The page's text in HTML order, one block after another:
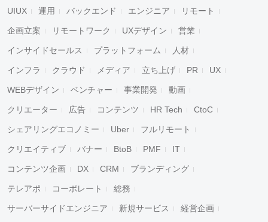
UIUX 運用 バックエンド エンジニア リモート
企画立案 リモートワーク UXデザイン 営業
インサイドセールス プラットフォーム 人材
インフラ クラウド メディア 立ち上げ PR UX
WEBデザイン ベンチャー 事業開発 動画
クリエーター 広告 コンテンツ HR Tech CtoC
シェアリングエコノミー Uber フルリモート
クリエイティブ バナー BtoB PMF IT
コンテンツ企画 DX CRM ブランディング
テレアポ コーポレート 総務
サーバーサイドエンジニア 新規サービス 経営企画